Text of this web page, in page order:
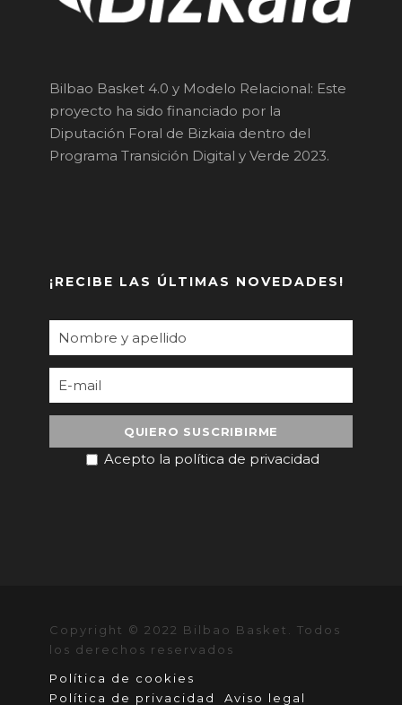
Bilbao Basket 4.0 y Modelo Relacional: Este
proyecto ha sido financiado por la
Diputación Foral de Bizkaia dentro del
Programa Transición Digital y Verde 2023.
¡RECIBE LAS ÚLTIMAS NOVEDADES!
Acepto la política de privacidad
Copyright © 2022 Bilbao Basket. Todos
los derechos reservados
Política de cookies
Política de privacidad
Aviso legal